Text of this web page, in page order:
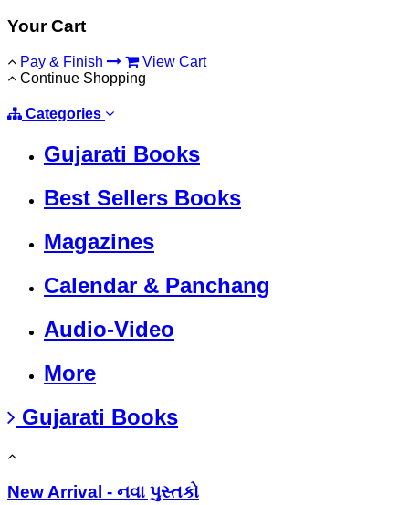
Your Cart
Pay & Finish
View Cart
Continue Shopping
Categories
Gujarati Books
Best Sellers Books
Magazines
Calendar & Panchang
Audio-Video
More
Gujarati Books
New Arrival - નવા પુસ્તકો